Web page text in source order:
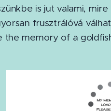
is jut valami,
frusztrálóvá
the memory of a